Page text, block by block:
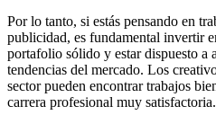
Por lo tanto, si estás pensando en
publicidad, es fundamental invertir
portafolio sólido y estar dispuesto a
tendencias del mercado. Los
sector pueden encontrar trabajos
carrera profesional muy satisfactoria.